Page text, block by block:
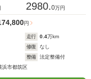
2980.0万円
円
走行 0.4万km
修復
なし
整備
法定整備付
浜市都筑区